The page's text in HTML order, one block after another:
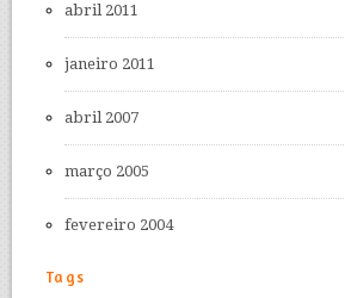
abril 2011
janeiro 2011
abril 2007
março 2005
fevereiro 2004
Tags